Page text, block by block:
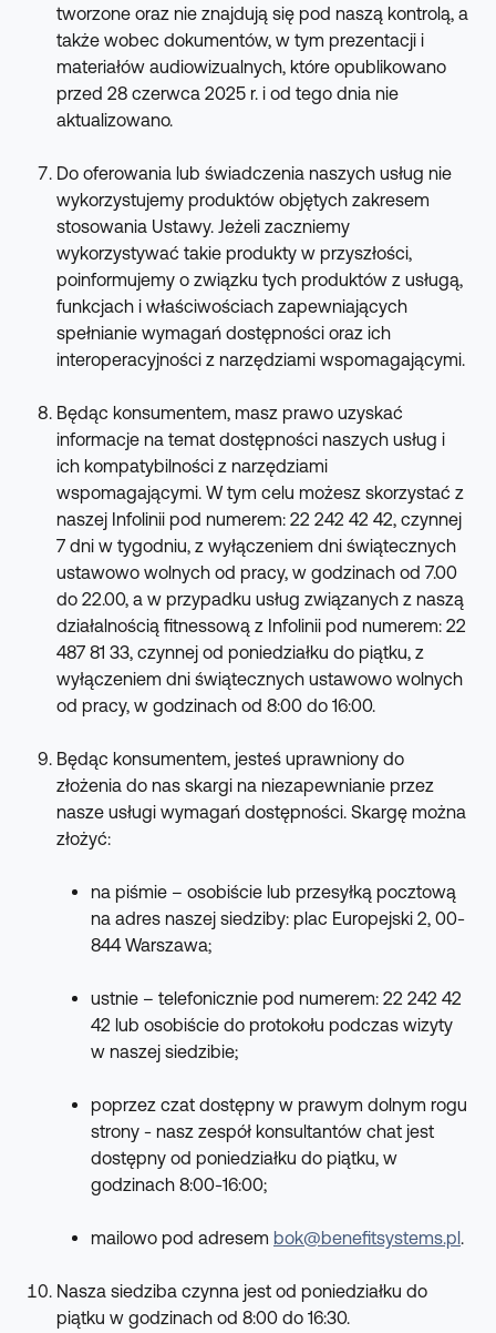
tworzone oraz nie znajdują się pod naszą kontrolą, a
także wobec dokumentów, w tym prezentacji i
materiałów audiowizualnych, które opublikowano
przed 28 czerwca 2025 r. i od tego dnia nie
aktualizowano.
Do oferowania lub świadczenia naszych usług nie
wykorzystujemy produktów objętych zakresem
stosowania Ustawy. Jeżeli zaczniemy
wykorzystywać takie produkty w przyszłości,
poinformujemy o związku tych produktów z usługą,
funkcjach i właściwościach zapewniających
spełnianie wymagań dostępności oraz ich
interoperacyjności z narzędziami wspomagającymi.
Będąc konsumentem, masz prawo uzyskać
informacje na temat dostępności naszych usług i
ich kompatybilności z narzędziami
wspomagającymi. W tym celu możesz skorzystać z
naszej Infolinii pod numerem: 22 242 42 42, czynnej
7 dni w tygodniu, z wyłączeniem dni świątecznych
ustawowo wolnych od pracy, w godzinach od 7.00
do 22.00, a w przypadku usług związanych z naszą
działalnością fitnessową z Infolinii pod numerem: 22
487 81 33, czynnej od poniedziałku do piątku, z
wyłączeniem dni świątecznych ustawowo wolnych
od pracy, w godzinach od 8:00 do 16:00.
Będąc konsumentem, jesteś uprawniony do
złożenia do nas skargi na niezapewnianie przez
nasze usługi wymagań dostępności. Skargę można
złożyć:
na piśmie – osobiście lub przesyłką pocztową
na adres naszej siedziby: plac Europejski 2, 00-
844 Warszawa;
ustnie – telefonicznie pod numerem: 22 242 42
42 lub osobiście do protokołu podczas wizyty
w naszej siedzibie;
poprzez czat dostępny w prawym dolnym rogu
strony - nasz zespół konsultantów chat jest
dostępny od poniedziałku do piątku, w
godzinach 8:00-16:00;
mailowo pod adresem bok@benefitsystems.pl .
Nasza siedziba czynna jest od poniedziałku do
piątku w godzinach od 8:00 do 16:30.